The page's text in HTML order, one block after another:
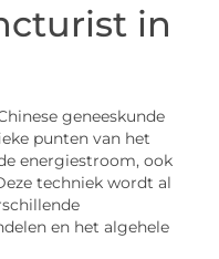
in
geneeskunde
punten van het
energiestroom, ook
techniek wordt al
en het algehele